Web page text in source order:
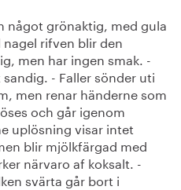
grönaktig, med gula
rifven blir den
men har ingen smak. -
- Faller sönder uti
men renar händerne som
och går igenom
uplösning visar intet
blir mjölkfärgad med
närvaro af koksalt. -
svärta går bort i